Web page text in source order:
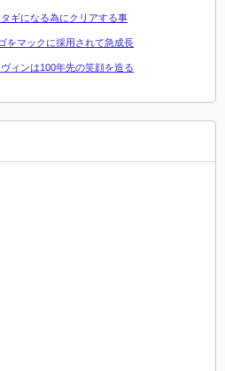
ギになる為にクリアする事
をマックに採用されて急成長
ィンは100年先の笑顔を造る